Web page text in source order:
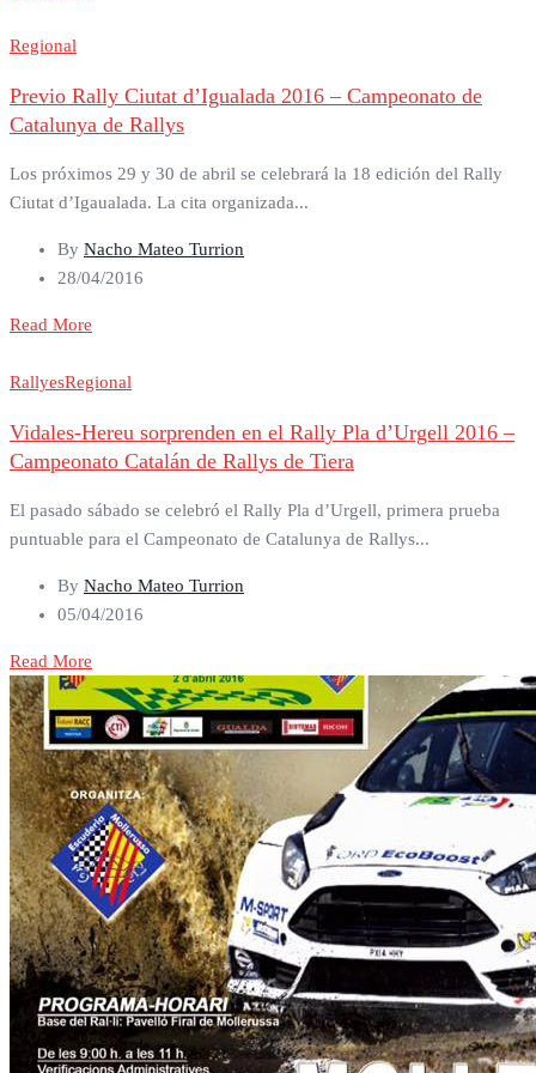
Regional
Previo Rally Ciutat d’Igualada 2016 – Campeonato de
Catalunya de Rallys
Los próximos 29 y 30 de abril se celebrará la 18 edición del Rally
Ciutat d’Igaualada. La cita organizada...
By Nacho Mateo Turrion
28/04/2016
Read More
RallyesRegional
Vidales-Hereu sorprenden en el Rally Pla d’Urgell 2016 –
Campeonato Catalán de Rallys de Tiera
El pasado sábado se celebró el Rally Pla d’Urgell, primera prueba
puntuable para el Campeonato de Catalunya de Rallys...
By Nacho Mateo Turrion
05/04/2016
Read More